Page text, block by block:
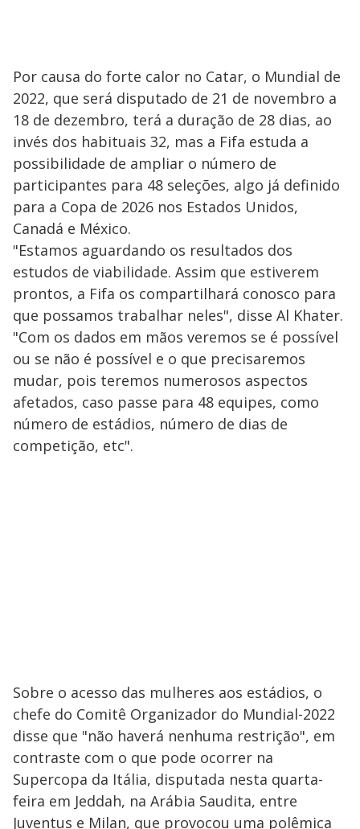
Por causa do forte calor no Catar, o Mundial de
2022, que será disputado de 21 de novembro a
18 de dezembro, terá a duração de 28 dias, ao
invés dos habituais 32, mas a Fifa estuda a
possibilidade de ampliar o número de
participantes para 48 seleções, algo já definido
para a Copa de 2026 nos Estados Unidos,
Canadá e México.
"Estamos aguardando os resultados dos
estudos de viabilidade. Assim que estiverem
prontos, a Fifa os compartilhará conosco para
que possamos trabalhar neles", disse Al Khater.
"Com os dados em mãos veremos se é possível
ou se não é possível e o que precisaremos
mudar, pois teremos numerosos aspectos
afetados, caso passe para 48 equipes, como
número de estádios, número de dias de
competição, etc".
Sobre o acesso das mulheres aos estádios, o
chefe do Comitê Organizador do Mundial-2022
disse que "não haverá nenhuma restrição", em
contraste com o que pode ocorrer na
Supercopa da Itália, disputada nesta quarta-
feira em Jeddah, na Arábia Saudita, entre
Juventus e Milan, que provocou uma polêmica